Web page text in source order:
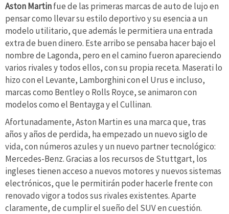
Aston Martinfue de las primeras marcas de auto de lujo en
pensar como llevar su estilo deportivo y su esencia a un
modelo utilitario, que además le permitiera una entrada
extra de buen dinero. Este arribo se pensaba hacer bajo el
nombre de Lagonda, pero en el camino fueron apareciendo
varios rivales y todos ellos, con su propia receta. Maserati lo
hizo con el Levante, Lamborghini con el Urus e incluso,
marcas como Bentley o Rolls Royce, se animaron con
modelos como el Bentayga y el Cullinan.
Afortunadamente, Aston Martin es una marca que, tras
años y años de perdida, ha empezado un nuevo siglo de
vida, con números azules y un nuevo partner tecnológico:
Mercedes-Benz. Gracias a los recursos de Stuttgart, los
ingleses tienen acceso a nuevos motores y nuevos sistemas
electrónicos, que le permitirán poder hacerle frente con
renovado vigor a todos sus rivales existentes. Aparte
claramente, de cumplir el sueño del SUV en cuestión.